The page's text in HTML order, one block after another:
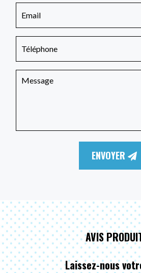
ENVOYER
AVIS
Laissez-nous